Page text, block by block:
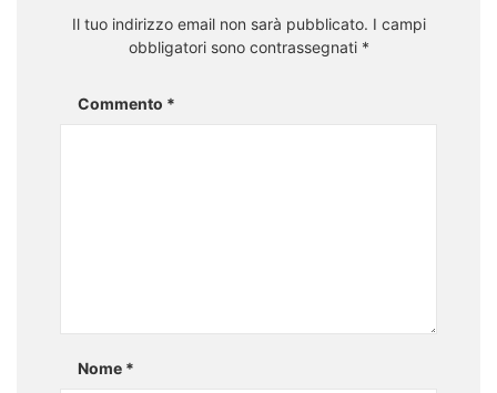
Il tuo indirizzo email non sarà pubblicato. I campi
obbligatori sono contrassegnati *
Commento *
Nome *